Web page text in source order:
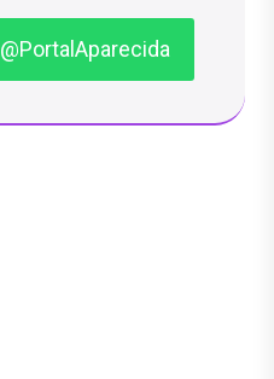
@PortalAparecida